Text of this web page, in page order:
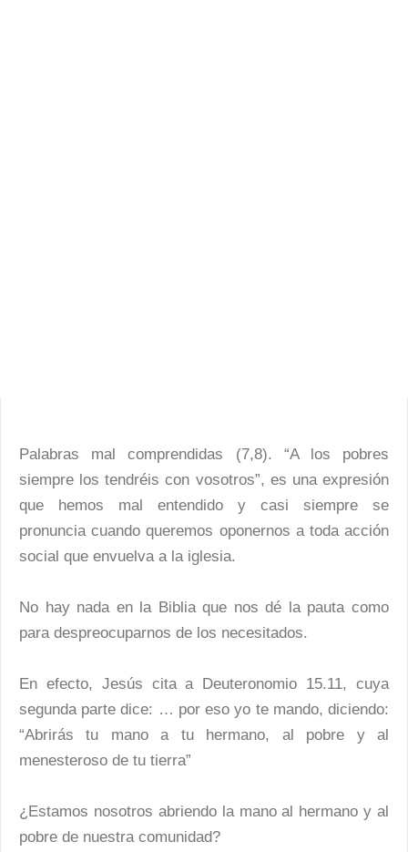
Palabras mal comprendidas (7,8). “A los pobres
siempre los tendréis con vosotros”, es una expresión
que hemos mal entendido y casi siempre se
pronuncia cuando queremos oponernos a toda acción
social que envuelva a la iglesia.
No hay nada en la Biblia que nos dé la pauta como
para despreocuparnos de los necesitados.
En efecto, Jesús cita a Deuteronomio 15.11, cuya
segunda parte dice: … por eso yo te mando, diciendo:
“Abrirás tu mano a tu hermano, al pobre y al
menesteroso de tu tierra”
¿Estamos nosotros abriendo la mano al hermano y al
pobre de nuestra comunidad?